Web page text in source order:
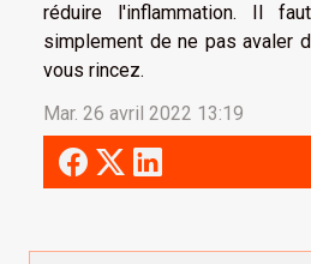
réduire l'inflammation. Il
simplement de ne pas avaler
vous rincez.
Mar. 26 avril 2022 13:19